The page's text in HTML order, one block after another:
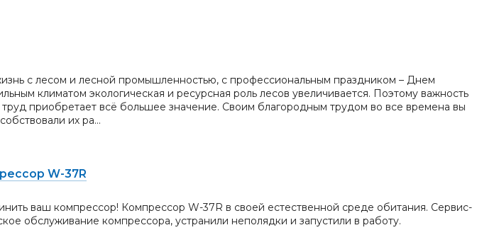
с лесом и лесной промышленностью, с профессиональным праздником – Днем
климатом экологическая и ресурсная роль лесов увеличивается. Поэтому важность
труд приобретает всё большее значение. Своим благородным трудом во все времена вы
их ра...
W-37R
ваш компрессор! Компрессор W-37R в своей естественной среде обитания. Сервис-
обслуживание компрессора, устранили неполядки и запустили в работу.